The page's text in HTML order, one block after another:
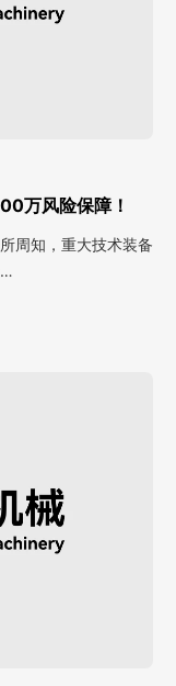
万风险保障！
周知，重大技术装备
…